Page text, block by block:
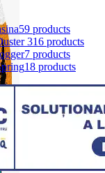
59 products
316 products
7 products
18 products